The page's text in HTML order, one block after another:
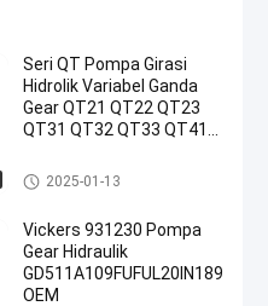
Hubungi
Sekarang
Seri QT Pompa Girasi
Hidrolik Variabel Ganda
Gear QT21 QT22 QT23
QT31 QT32 QT33 QT41
pompa roda gigi hidrolik
2025-01-13
Vickers 931230 Pompa
Gear Hidraulik
GD511A109FUFUL20IN189
OEM